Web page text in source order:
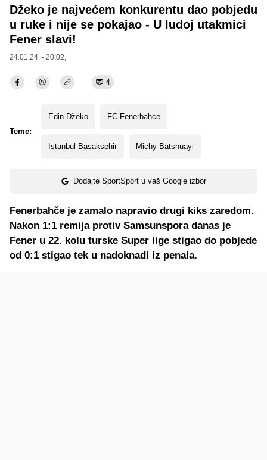
Džeko je najvećem konkurentu dao pobjedu
u ruke i nije se pokajao - U ludoj utakmici
Fener slavi!
24.01.24. - 20:02,
4
Teme:
Edin Džeko FC Fenerbahce
Istanbul Basaksehir Michy Batshuayi
Dodajte SportSport u vaš Google izbor
Fenerbahče je zamalo napravio drugi kiks zaredom.
Nakon 1:1 remija protiv Samsunspora danas je
Fener u 22. kolu turske Super lige stigao do pobjede
od 0:1 stigao tek u nadoknadi iz penala.